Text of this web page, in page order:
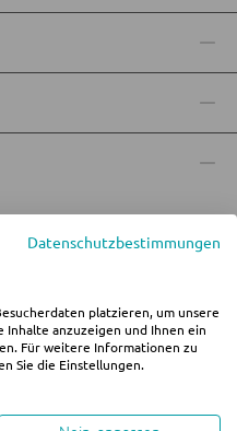
zzgl.Versandkostenund ggf.
Datenschutzbestimmungen
platzieren, um unsere
anzuzeigen und Ihnen ein
Für weitere Informationen zu
Sie die Einstellungen.